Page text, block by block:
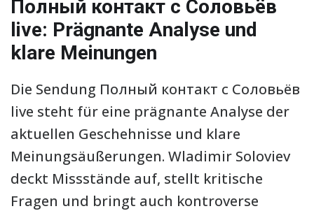
Полный контакт с Соловьёв
live: Prägnante Analyse und
klare Meinungen
Die Sendung Полный контакт с Соловьёв
live steht für eine prägnante Analyse der
aktuellen Geschehnisse und klare
Meinungsäußerungen. Wladimir Soloviev
deckt Missstände auf, stellt kritische
Fragen und bringt auch kontroverse